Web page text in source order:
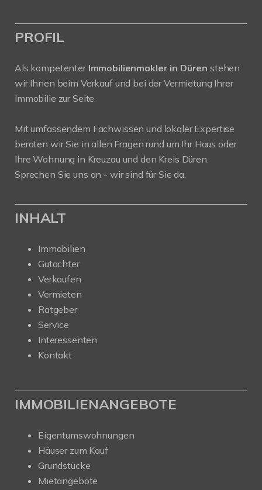
PROFIL
Als kompetenter Immobilienmakler in Düren stehen
wir Ihnen beim Verkauf und bei der Vermietung Ihrer
Immobilie zur Seite.
Mit umfassendem Fachwissen und lokaler Expertise
beraten wir Sie in allen Fragen rund um Ihr Haus oder
Ihre Wohnung in Kreuzau und den Kreis Düren.
Sprechen Sie uns an - wir sind für Sie da.
INHALT
Immobilien
Gutachter
Verkaufen
Vermieten
Ratgeber
Service
Interessenten
Kontakt
IMMOBILIENANGEBOTE
Eigentumswohnungen
Häuser zum Kauf
Grundstücke
Mietangebote